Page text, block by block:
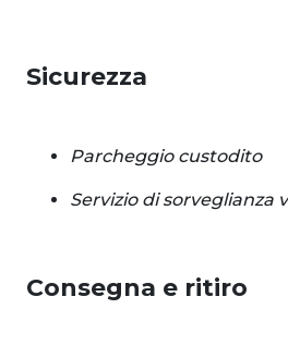
Sicurezza
Parcheggio custodito
Servizio di sorveglianza
Consegna e ritiro